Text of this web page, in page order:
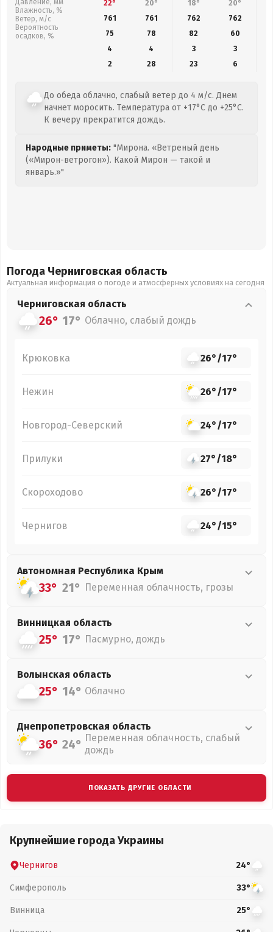
Давление, мм
Влажность, %
Ветер, м/с
Вероятность
осадков, %
22° 20° 18° 20°
761
761 762 762
75
78 82
60
4
4 3
3
2
28 23 6
До обеда облачно, слабый ветер до 4 м/с. Днем
начнет моросить. Температура от +17°C до +25°C.
К вечеру прекратится дождь.
Народные приметы: "Мирона. «Ветреный день
(«Мирон-ветрогон»). Какой Мирон — такой и
январь.»"
Погода Черниговская область
Актуальная информация о погоде и атмосферных условиях на сегодня
Черниговская область
26° 17° Облачно, слабый дождь
Крюковка 26°/17°
Нежин 26°/17°
Новгород-Северский 24°/17°
Прилуки 27°/18°
Скороходово 26°/17°
Чернигов 24°/15°
Автономная Республика Крым
33° 21° Переменная облачность, грозы
Винницкая область
25° 17° Пасмурно, дождь
Волынская область
25° 14° Облачно
Днепропетровская область
36° 24° Переменная облачность, слабый
дождь
ПОКАЗАТЬ ДРУГИЕ ОБЛАСТИ
Крупнейшие города Украины
Чернигов 24°
Симферополь 33°
Винница 25°